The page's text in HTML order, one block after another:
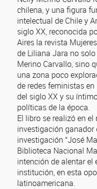
chilena, y una figura
intelectual de Chile y
siglo XX, reconocida
Aires la revista
de Liliana Jara no
Merino Carvallo, sino
una zona poco
de redes feministas
del siglo XX y su
políticas de la época.
El libro se realizó en
investigación ganador
investigación “José
Biblioteca Nacional
intención de alentar
institución, en esta
latinoamericana.